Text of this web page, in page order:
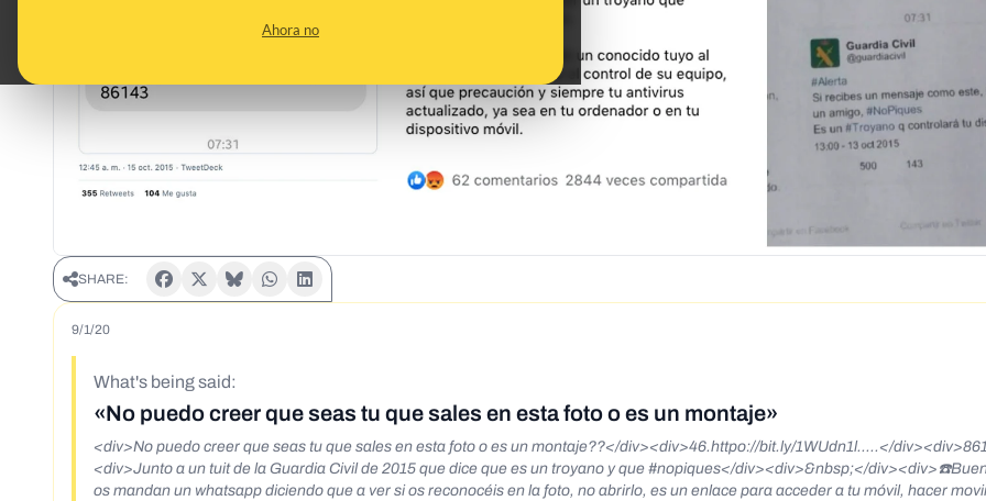
Ahora no
SHARE:
9/1/20
What's being said:
«No puedo creer que seas tu que sales en esta foto o es un montaje»
<div>No puedo creer que seas tu que sales en esta foto o es un montaje??</div><div>46.httpo://bit.ly/1WUdn1l.....</
<div>Junto a un tuit de la Guardia Civil de 2015 que dice que es un troyano y que #nopiques</div><div>&nbsp;</
os mandan un whatsapp diciendo que a ver si os reconocéis en la foto, no abrirlo, es un enlace para acceder a tu móvil, hacer